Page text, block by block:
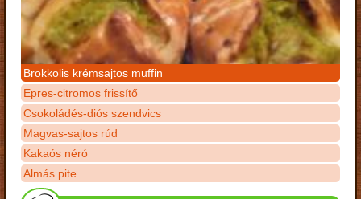
Brokkolis krémsajtos muffin
Epres-citromos frissítő
Csokoládés-diós szendvics
Magvas-sajtos rúd
Kakaós néró
Almás pite